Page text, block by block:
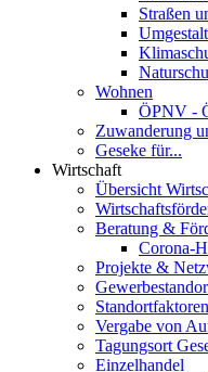
Straßen
Wohnen
ÖPNV -
Zuwanderung
Geseke für...
Wirtschaft
Übersicht
Beratung &
Corona-
Projekte &
Vergabe von
Tagungsort
Einzelhandel